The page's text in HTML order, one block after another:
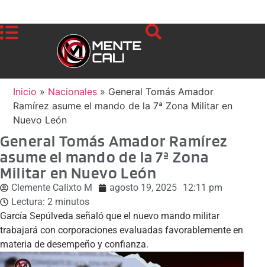
Inicio » Nacionales » General Tomás Amador
Ramírez asume el mando de la 7ª Zona Militar en
Nuevo León
General Tomás Amador Ramírez
asume el mando de la 7ª Zona
Militar en Nuevo León
Clemente Calixto M agosto 19, 2025 12:11 pm
Lectura: 2 minutos
García Sepúlveda señaló que el nuevo mando militar
trabajará con corporaciones evaluadas favorablemente en
materia de desempeño y confianza.